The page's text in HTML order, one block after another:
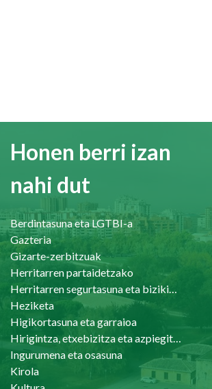
Honen berri izan
nahi dut
Berdintasuna eta LGTBI-a
Gazteria
Gizarte-zerbitzuak
Herritarren partaidetzako
Herritarren segurtasuna eta bizikidetasuna
Heziketa
Higikortasuna eta garraioa
Hirigintza, etxebizitza eta azpiegiturak
Ingurumena eta osasuna
Kirola